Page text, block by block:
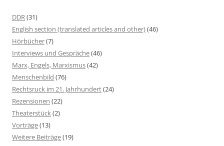
n
n
a
c
h
:
DDR(31)
English section (translated articles and other)(46)
Hörbücher(7)
Interviews und Gespräche(46)
Marx, Engels, Marxismus(42)
Menschenbild (76)
Rechtsruck im 21. Jahrhundert(24)
Rezensionen (22)
Theaterstück(2)
Vorträge(13)
Weitere Beiträge(19)